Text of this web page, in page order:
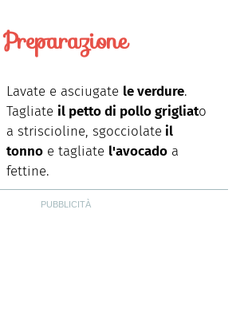
Preparazione
Lavate e asciugate le verdure.
Tagliate il petto di pollo grigliato
a striscioline, sgocciolate il
tonno e tagliate l'avocado a
fettine.